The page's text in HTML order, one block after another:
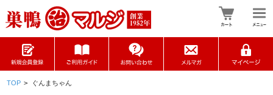
TOP > ぐんまちゃん